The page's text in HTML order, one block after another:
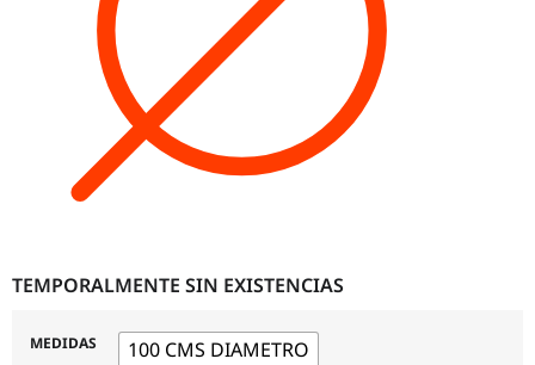
TEMPORALMENTE SIN EXISTENCIAS
MEDIDAS
100 CMS DIAMETRO